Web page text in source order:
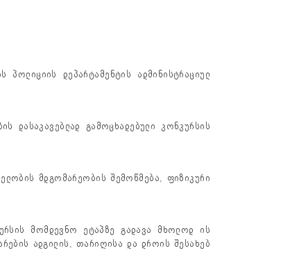
დეპარტამენტის ადმინისტრაციულ
დასაკავებლად გამოცხადებული კონკურსის
მდგომარეობის შემოწმება, ფიზიკური
მომდევნო ეტაპზე გადავა მხოლოდ ის
ადგილის, თარიღისა და დროის შესახებ